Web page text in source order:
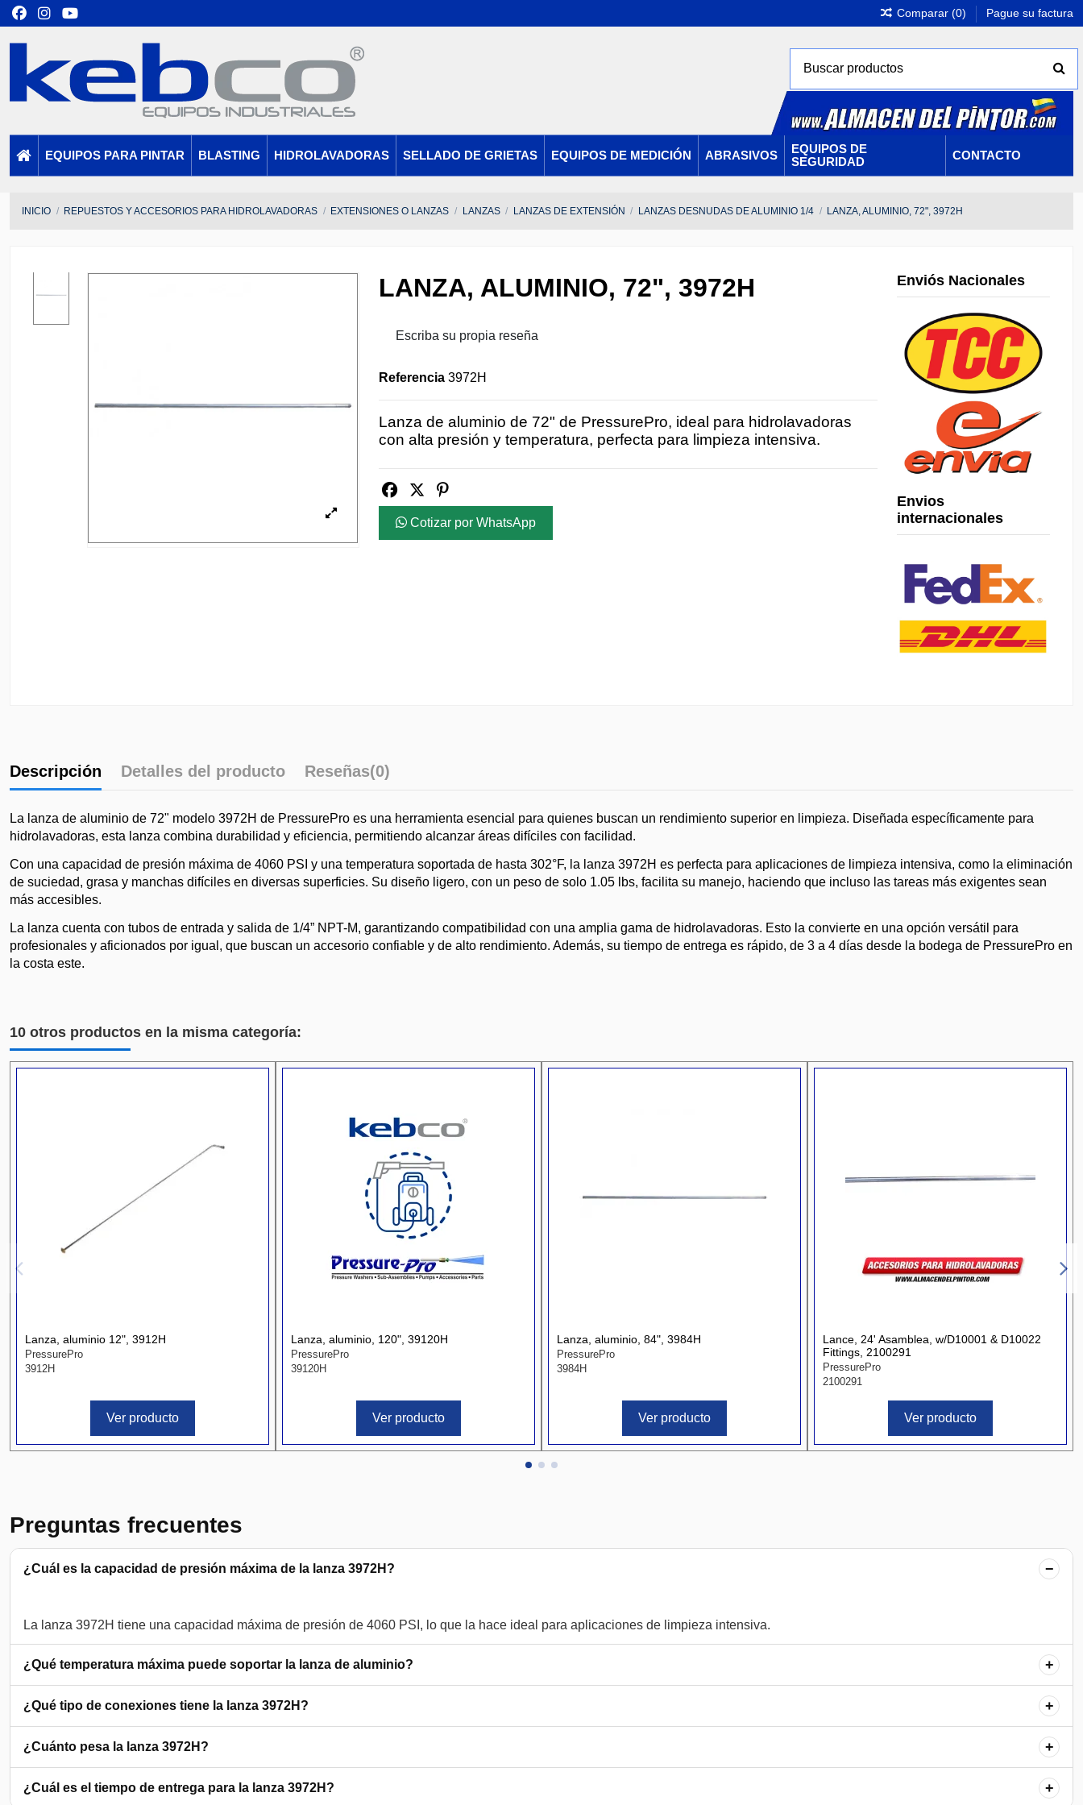
Comparar (0) Pague su factura
EQUIPOS PARA PINTAR BLASTING HIDROLAVADORAS SELLADO DE GRIETAS EQUIPOS DE MEDICIÓN ABRASIVOS
EQUIPOS DE
SEGURIDAD
CONTACTO
INICIO REPUESTOS Y ACCESORIOS PARA HIDROLAVADORAS EXTENSIONES O LANZAS LANZAS LANZAS DE EXTENSIÓN LANZAS DESNUDAS DE ALUMINIO 1/4 LANZA, ALUMINIO, 72", 3972H
LANZA, ALUMINIO, 72", 3972H
Escriba su propia reseña
Referencia 3972H
Lanza de aluminio de 72" de PressurePro, ideal para hidrolavadoras
con alta presión y temperatura, perfecta para limpieza intensiva.
Cotizar por WhatsApp
Enviós Nacionales
Envios
internacionales
Descripción Detalles del producto Reseñas(0)
La lanza de aluminio de 72" modelo 3972H de PressurePro es una herramienta esencial para quienes buscan un rendimiento superior en limpieza. Diseñada específicamente para
hidrolavadoras, esta lanza combina durabilidad y eficiencia, permitiendo alcanzar áreas difíciles con facilidad.
Con una capacidad de presión máxima de 4060 PSI y una temperatura soportada de hasta 302°F, la lanza 3972H es perfecta para aplicaciones de limpieza intensiva, como la eliminación
de suciedad, grasa y manchas difíciles en diversas superficies. Su diseño ligero, con un peso de solo 1.05 lbs, facilita su manejo, haciendo que incluso las tareas más exigentes sean
más accesibles.
La lanza cuenta con tubos de entrada y salida de 1/4” NPT-M, garantizando compatibilidad con una amplia gama de hidrolavadoras. Esto la convierte en una opción versátil para
profesionales y aficionados por igual, que buscan un accesorio confiable y de alto rendimiento. Además, su tiempo de entrega es rápido, de 3 a 4 días desde la bodega de PressurePro en
la costa este.
10 otros productos en la misma categoría:
Lanza, aluminio 12", 3912H
PressurePro
3912H
Ver producto
Lanza, aluminio, 120", 39120H
PressurePro
39120H
Ver producto
Lanza, aluminio, 84", 3984H
PressurePro
3984H
Ver producto
Lance, 24' Asamblea, w/D10001 & D10022
Fittings, 2100291
PressurePro
2100291
Ver producto
Preguntas frecuentes
¿Cuál es la capacidad de presión máxima de la lanza 3972H? −
¿Qué temperatura máxima puede soportar la lanza de aluminio? +
¿Qué tipo de conexiones tiene la lanza 3972H? +
¿Cuánto pesa la lanza 3972H? +
¿Cuál es el tiempo de entrega para la lanza 3972H? +